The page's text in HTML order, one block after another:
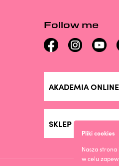
Follow me
AKADEMIA ONLINE
SKLEP ONLINE
Pliki cookies
Nasza
w celu